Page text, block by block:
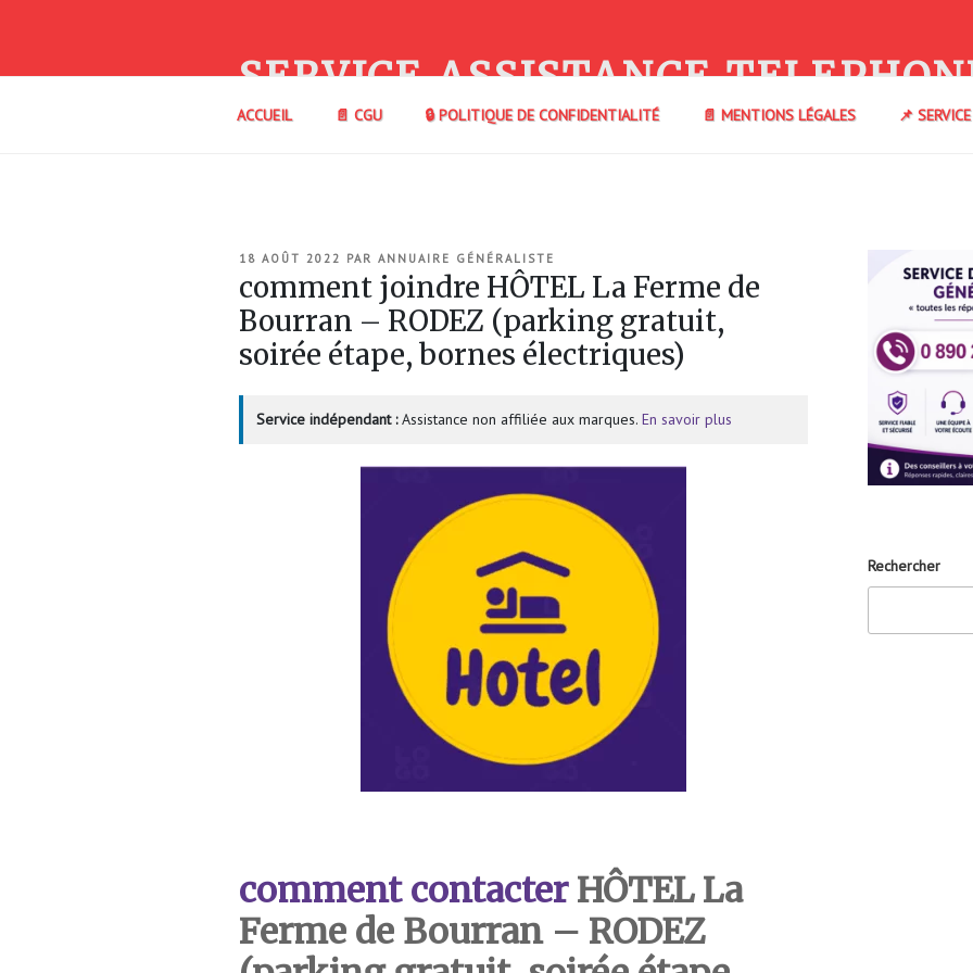
SERVICE ASSISTANCE
ACCUEIL 📄 CGU 🔒 POLITIQUE DE CONFIDENTIALITÉ 📄 MENTIONS LÉGALES 📌
PUBLIÉ
18 AOÛT 2022 PAR ANNUAIRE GÉNÉRALISTE
comment joindre HÔTEL La Ferme de
Bourran – RODEZ (parking gratuit,
soirée étape, bornes électriques)
Service indépendant :Assistance non affiliée aux marques. En savoir plus
comment contacterHÔTEL La
Ferme de Bourran – RODEZ
Rechercher